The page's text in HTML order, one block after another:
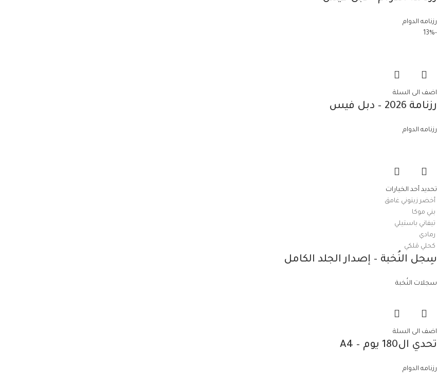
رزنامه الدوام
-13%
اضف الى السلة
رزنامة 2026 – دبل فيس
رزنامه الدوام
تحديد أحد الخيارات
أخضر زيتوني غامق
بني موكا
تيفاني باستيلي
رمادي
كحلي مَلكي
سِجل النُخبة – إصدار الجلد الكامل
سجلات النُخبة
اضف الى السلة
تحدي ال180 يوم – A4
رزنامه الدوام